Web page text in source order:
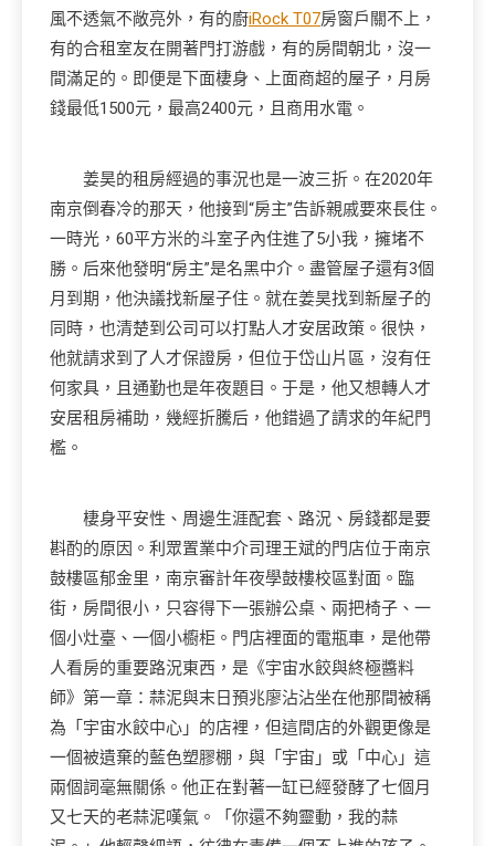
風不透氣不敞亮外，有的廚iRock T07房窗戶關不上，
有的合租室友在開著門打游戲，有的房間朝北，沒一
間滿足的。即便是下面棲身、上面商超的屋子，月房
錢最低1500元，最高2400元，且商用水電。
姜昊的租房經過的事況也是一波三折。在2020年
南京倒春冷的那天，他接到“房主”告訴親戚要來長住。
一時光，60平方米的斗室子內住進了5小我，擁堵不
勝。后來他發明“房主”是名黑中介。盡管屋子還有3個
月到期，他決議找新屋子住。就在姜昊找到新屋子的
同時，也清楚到公司可以打點人才安居政策。很快，
他就請求到了人才保證房，但位于岱山片區，沒有任
何家具，且通勤也是年夜題目。于是，他又想轉人才
安居租房補助，幾經折騰后，他錯過了請求的年紀門
檻。
棲身平安性、周邊生涯配套、路況、房錢都是要
斟酌的原因。利眾置業中介司理王斌的門店位于南京
鼓樓區郁金里，南京審計年夜學鼓樓校區對面。臨
街，房間很小，只容得下一張辦公桌、兩把椅子、一
個小灶臺、一個小櫥柜。門店裡面的電瓶車，是他帶
人看房的重要路況東西，是《宇宙水餃與終極醬料
師》第一章：蒜泥與末日預兆廖沾沾坐在他那間被稱
為「宇宙水餃中心」的店裡，但這間店的外觀更像是
一個被遺棄的藍色塑膠棚，與「宇宙」或「中心」這
兩個詞毫無關係。他正在對著一缸已經發酵了七個月
又七天的老蒜泥嘆氣。「你還不夠靈動，我的蒜